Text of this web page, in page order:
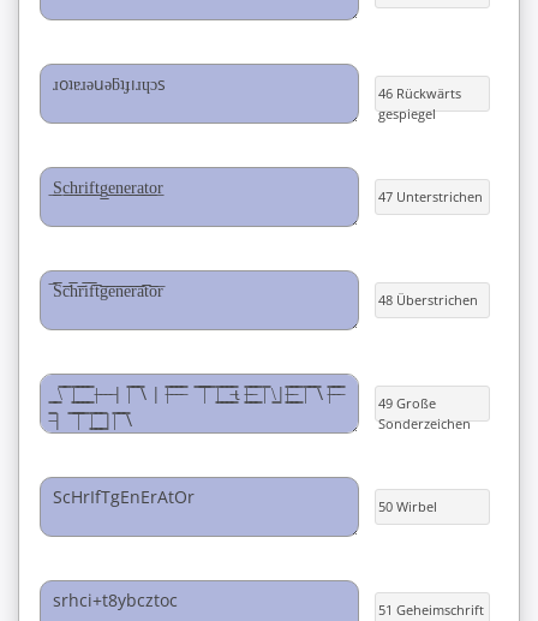
46 Rückwärts
gespiegel
47 Unterstrichen
48 Überstrichen
49 Große
Sonderzeichen
50 Wirbel
51 Geheimschrift